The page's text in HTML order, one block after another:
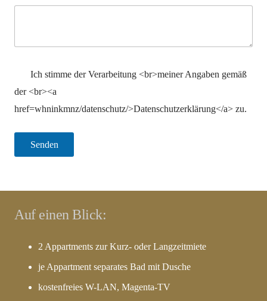
Ich stimme der Verarbeitung <br>meiner Angaben gemäß
der <br><a
href=whninkmnz/datenschutz/>Datenschutzerklärung</a> zu.
Auf einen Blick:
2 Appartments zur Kurz- oder Langzeitmiete
je Appartment separates Bad mit Dusche
kostenfreies W-LAN, Magenta-TV